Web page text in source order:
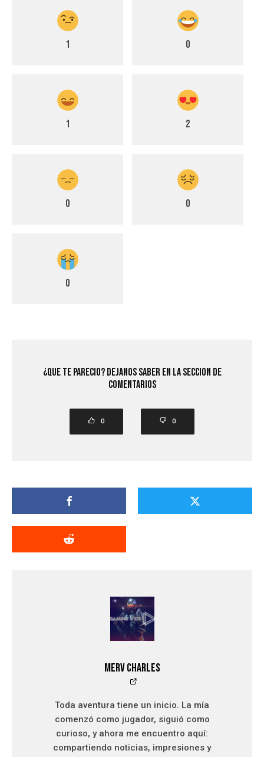
1 0
1 2
0 0
0
¿Que Te Parecio? Dejanos saber en la seccion de
comentarios
0 0
Merv Charles
Toda aventura tiene un inicio. La mía
comenzó como jugador, siguió como
curioso, y ahora me encuentro aquí:
compartiendo noticias, impresiones y